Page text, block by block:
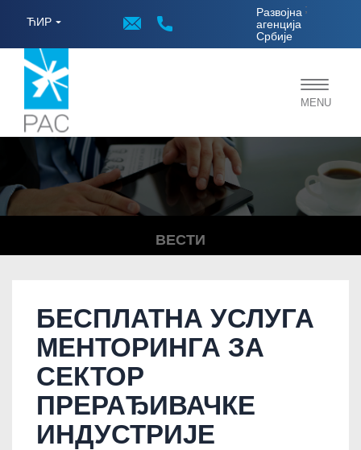
ЋИР
Развојна
агенција
Србије
;
Toggle
MENU
ВЕСТИ
БЕСПЛАТНА УСЛУГА
МЕНТОРИНГА ЗА
СЕКТОР
ПРЕРАЂИВАЧКЕ
ИНДУСТРИЈЕ